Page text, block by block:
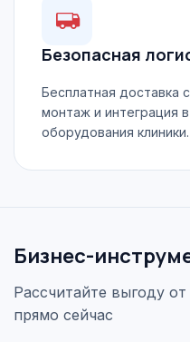
Безопасная
Бесплатная доставка
монтаж и интеграция
оборудования клиники.
Бизнес-
Рассчитайте выгоду
прямо сейчас